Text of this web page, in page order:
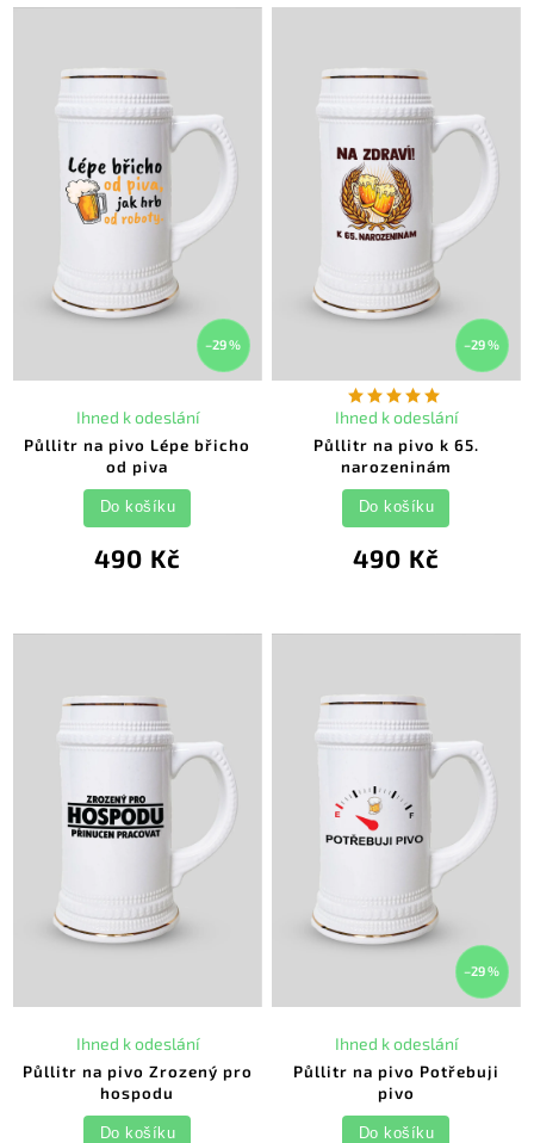
–29 %
Půllitr na pivo Lépe břicho
od piva
Ihned k odeslání
490 Kč
Do košíku
–29 %
Půllitr na pivo k 65.
narozeninám
Ihned k odeslání
490 Kč
Do košíku
Půllitr na pivo Zrozený pro
hospodu
Ihned k odeslání
Do košíku
–29 %
Půllitr na pivo Potřebuji
pivo
Ihned k odeslání
Do košíku